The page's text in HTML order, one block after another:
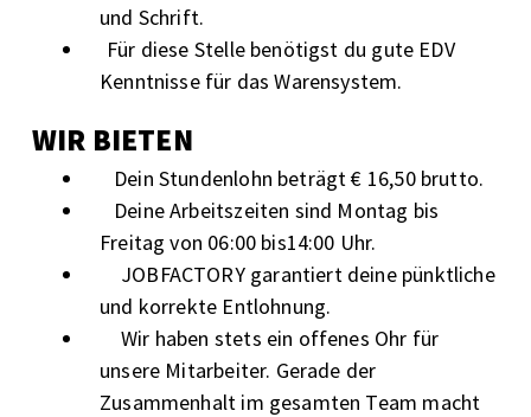
und Schrift.
Für diese Stelle benötigst du gute EDV
Kenntnisse für das Warensystem.
WIR BIETEN
Dein Stundenlohn beträgt € 16,50 brutto.
Deine Arbeitszeiten sind Montag bis
Freitag von 06:00 bis14:00 Uhr.
JOBFACTORY garantiert deine pünktliche
und korrekte Entlohnung.
Wir haben stets ein offenes Ohr für
unsere Mitarbeiter. Gerade der
Zusammenhalt im gesamten Team macht